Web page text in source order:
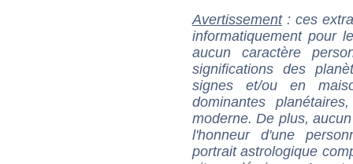
Avertissement: ces
informatiquement pour
aucun caractère
significations des
signes et/ou en
dominantes
moderne. De plus,
l'honneur d'une
portrait astrologique